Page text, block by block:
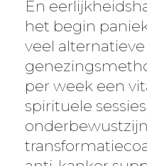
En
het begin
veel
per week een
spirituele